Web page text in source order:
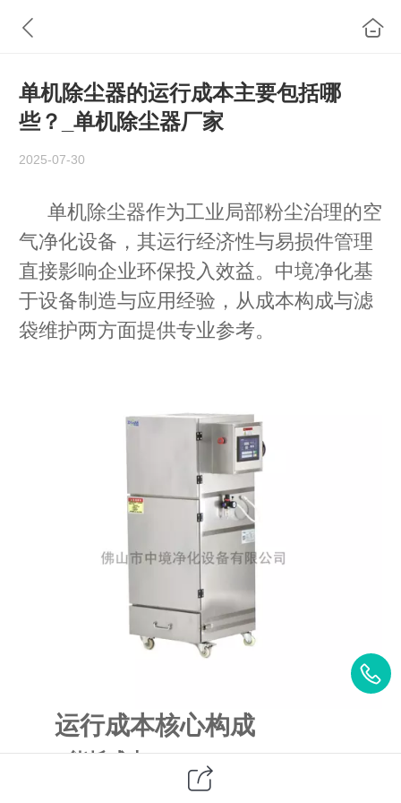
单机除尘器的运行成本主要包括哪
些？_单机除尘器厂家
2025-07-30
单机除尘器作为工业局部粉尘治理的空
气净化设备，其运行经济性与易损件管理
直接影响企业环保投入效益。中境净化基
于设备制造与应用经验，从成本构成与滤
袋维护两方面提供专业参考。
运行成本核心构成
1.能耗成本
设备核心能耗来自风机与清灰系统，功